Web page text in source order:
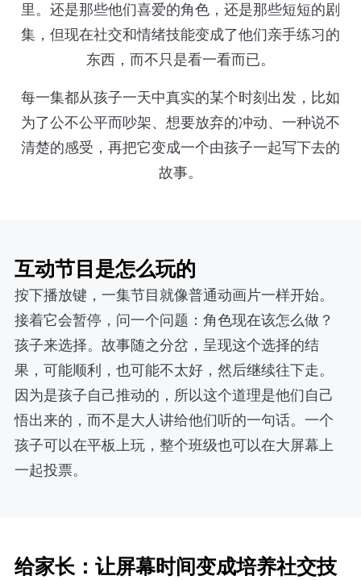
里。还是那些他们喜爱的角色，还是那些短短的剧
集，但现在社交和情绪技能变成了他们亲手练习的
东西，而不只是看一看而已。
每一集都从孩子一天中真实的某个时刻出发，比如
为了公不公平而吵架、想要放弃的冲动、一种说不
清楚的感受，再把它变成一个由孩子一起写下去的
故事。
互动节目是怎么玩的
按下播放键，一集节目就像普通动画片一样开始。
接着它会暂停，问一个问题：角色现在该怎么做？
孩子来选择。故事随之分岔，呈现这个选择的结
果，可能顺利，也可能不太好，然后继续往下走。
因为是孩子自己推动的，所以这个道理是他们自己
悟出来的，而不是大人讲给他们听的一句话。一个
孩子可以在平板上玩，整个班级也可以在大屏幕上
一起投票。
给家长：让屏幕时间变成培养社交技